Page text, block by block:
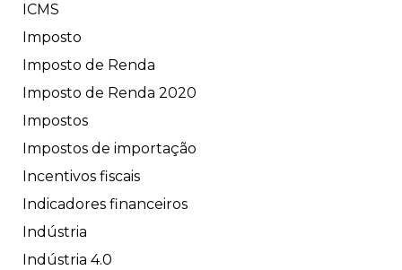
ICMS
Imposto
Imposto de Renda
Imposto de Renda 2020
Impostos
Impostos de importação
Incentivos fiscais
Indicadores financeiros
Indústria
Indústria 4.0